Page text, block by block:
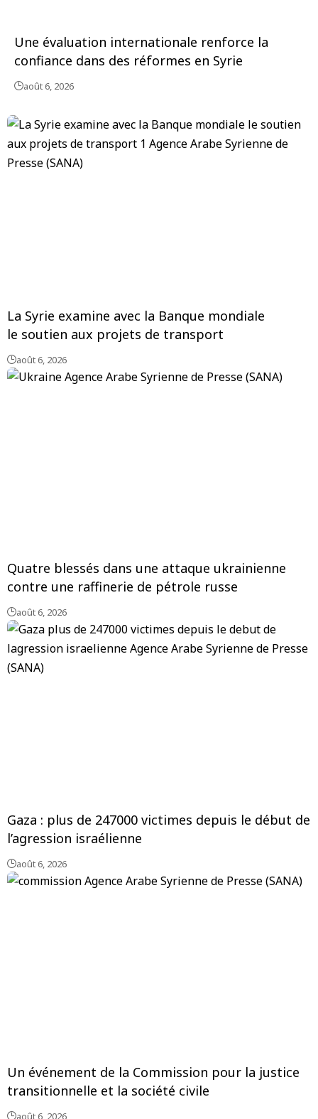
Une évaluation internationale renforce la
confiance dans des réformes en Syrie
août 6, 2026
La Syrie examine avec la Banque mondiale
le soutien aux projets de transport
août 6, 2026
Quatre blessés dans une attaque ukrainienne
contre une raffinerie de pétrole russe
août 6, 2026
Gaza : plus de 247000 victimes depuis le début de
l’agression israélienne
août 6, 2026
Un événement de la Commission pour la justice
transitionnelle et la société civile
août 6, 2026